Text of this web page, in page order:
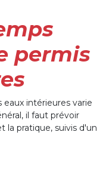
permis
intérieures varie
il faut prévoir
la pratique, suivis d'un